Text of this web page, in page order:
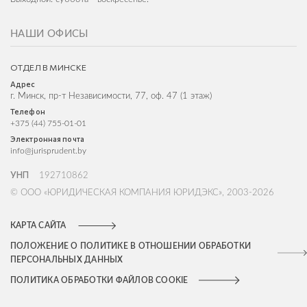
НАШИ ОФИСЫ
ОТДЕЛ В МИНСКЕ
Адрес
г. Минск, пр-т Независимости, 77, оф. 47 (1 этаж)
Телефон
+375 (44) 755-01-01
Электронная почта
info@jurisprudent.by
УНП
192710862
© ООО «ЮРИДИЧЕСКАЯ КОМПАНИЯ ЮРИДЭКС», 2003-2026
КАРТА САЙТА
ПОЛОЖЕНИЕ О ПОЛИТИКЕ В ОТНОШЕНИИ ОБРАБОТКИ
ПЕРСОНАЛЬНЫХ ДАННЫХ
ПОЛИТИКА ОБРАБОТКИ ФАЙЛОВ COOKIE